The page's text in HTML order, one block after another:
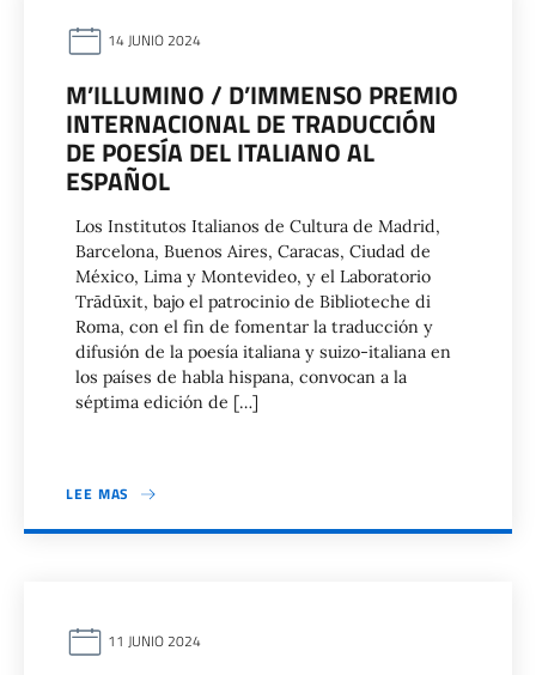
14 JUNIO 2024
M’ILLUMINO / D’IMMENSO PREMIO
INTERNACIONAL DE TRADUCCIÓN
DE POESÍA DEL ITALIANO AL
ESPAÑOL
Los Institutos Italianos de Cultura de Madrid,
Barcelona, Buenos Aires, Caracas, Ciudad de
México, Lima y Montevideo, y el Laboratorio
Trādūxit, bajo el patrocinio de Biblioteche di
Roma, con el fin de fomentar la traducción y
difusión de la poesía italiana y suizo-italiana en
los países de habla hispana, convocan a la
séptima edición de […]
LEE MAS
11 JUNIO 2024